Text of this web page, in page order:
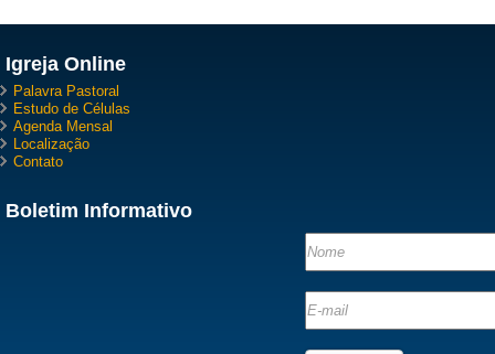
Igreja Online
Palavra Pastoral
Estudo de Células
Agenda Mensal
Localização
Contato
Boletim Informativo